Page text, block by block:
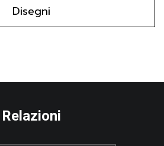
e tipologico con il ritratto di
(inv. 78, cfr. scheda D 6985), anche
Disegni
Relazioni